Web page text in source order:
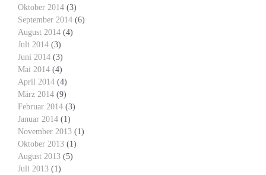
Oktober 2014 (3)
September 2014 (6)
August 2014 (4)
Juli 2014 (3)
Juni 2014 (3)
Mai 2014 (4)
April 2014 (4)
März 2014 (9)
Februar 2014 (3)
Januar 2014 (1)
November 2013 (1)
Oktober 2013 (1)
August 2013 (5)
Juli 2013 (1)